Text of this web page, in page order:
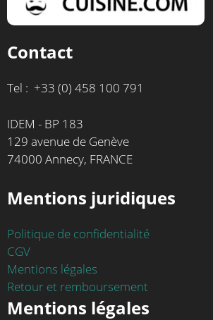
Contact
Tel : +33 (0) 458 100 791
IDEM - BP 183
129 avenue de Genève
74000 Annecy, FRANCE
Mentions juridiques
Politique de confidentialité
CGV
Mentions légales
Retour et remboursement
Mentions légales